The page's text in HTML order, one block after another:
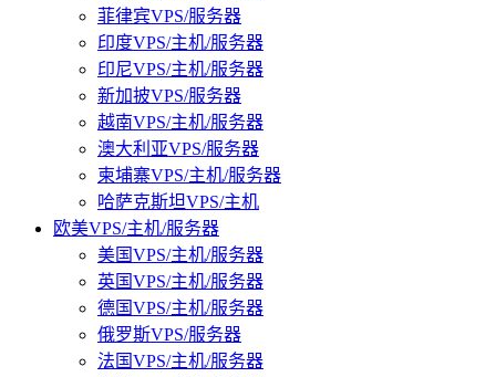
菲律宾VPS/服务器
印度VPS/主机/服务器
印尼VPS/主机/服务器
新加披VPS/服务器
越南VPS/主机/服务器
澳大利亚VPS/服务器
柬埔寨VPS/主机/服务器
哈萨克斯坦VPS/主机
欧美VPS/主机/服务器
美国VPS/主机/服务器
英国VPS/主机/服务器
德国VPS/主机/服务器
俄罗斯VPS/服务器
法国VPS/主机/服务器